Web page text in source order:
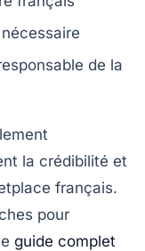
de la
la crédibilité et
français.
pour
guide complet